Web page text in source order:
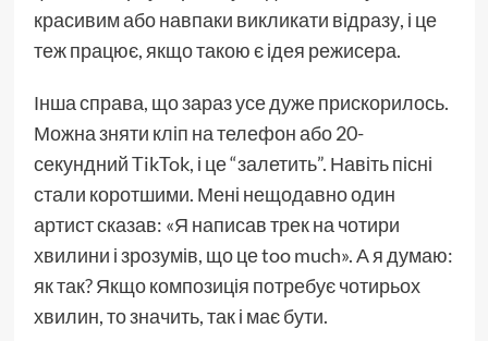
красивим або навпаки викликати відразу, і це
теж працює, якщо такою є ідея режисера.
Інша справа, що зараз усе дуже прискорилось.
Можна зняти кліп на телефон або 20-
секундний TikTok, і це “залетить”. Навіть пісні
стали коротшими. Мені нещодавно один
артист сказав: «Я написав трек на чотири
хвилини і зрозумів, що це too much». А я думаю:
як так? Якщо композиція потребує чотирьох
хвилин, то значить, так і має бути.